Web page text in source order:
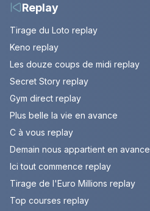
Replay
Tirage du Loto replay
Keno replay
Les douze coups de midi replay
Secret Story replay
Gym direct replay
Plus belle la vie en avance
C à vous replay
Demain nous appartient en avance
Ici tout commence replay
Tirage de l'Euro Millions replay
Top courses replay